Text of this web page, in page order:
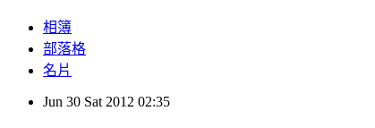
相簿
部落格
名片
Jun 30 Sat 2012 02:35